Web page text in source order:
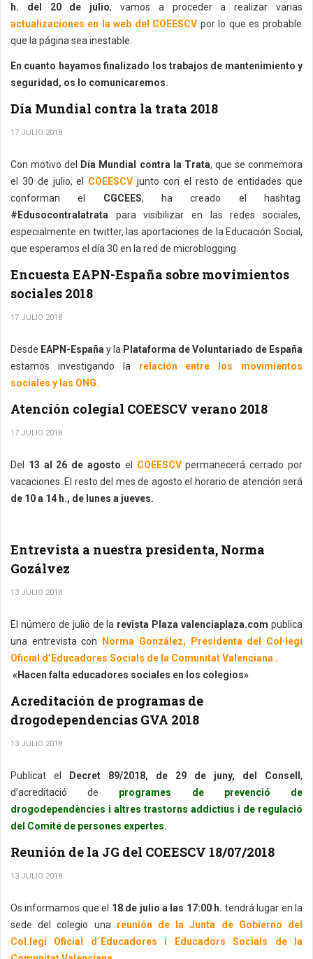
h. del 20 de julio, vamos a proceder a realizar varias
actualizaciones en la web del COEESCV por lo que es probable
que la página sea inestable.
En cuanto hayamos finalizado los trabajos de mantenimiento y
seguridad, os lo comunicaremos.
Día Mundial contra la trata 2018
17 JULIO 2018
Con motivo del Día Mundial contra la Trata, que se conmemora
el 30 de julio, el COEESCV junto con el resto de entidades que
conforman el CGCEES, ha creado el hashtag
#Edusocontralatrata para visibilizar en las redes sociales,
especialmente en twitter, las aportaciones de la Educación Social,
que esperamos el día 30 en la red de microblogging.
Encuesta EAPN-España sobre movimientos
sociales 2018
17 JULIO 2018
Desde EAPN-España y la Plataforma de Voluntariado de España
estamos investigando la relación entre los movimientos
sociales y las ONG.
Atención colegial COEESCV verano 2018
17 JULIO 2018
Del 13 al 26 de agosto el COEESCVpermanecerá cerrado por
vacaciones. El resto del mes de agosto el horario de atención será
de 10 a 14 h., de lunes a jueves.
Entrevista a nuestra presidenta, Norma
Gozálvez
13 JULIO 2018
El número de julio de la revista Plaza valenciaplaza.com publica
una entrevista con
Norma González, Presidenta del Col·legi
Oficial d’Educadores Socials de la Comunitat Valenciana .
«Hacen falta educadores sociales en los colegios»
Acreditación de programas de
drogodependencias GVA 2018
13 JULIO 2018
Publicat el Decret 89/2018, de 29 de juny, del Consell ,
d’acreditació de programes de prevenció de
drogodependències i altres trastorns addictius i de regulació
del Comité de persones expertes.
Reunión de la JG del COEESCV 18/07/2018
13 JULIO 2018
Os informamos que el 18 de julio a las 17:00 h. tendrá lugar en la
sede del colegio una reunión de la Junta de Gobierno del
Col.legi Oficial d´Educadores i Educadors Socials de la